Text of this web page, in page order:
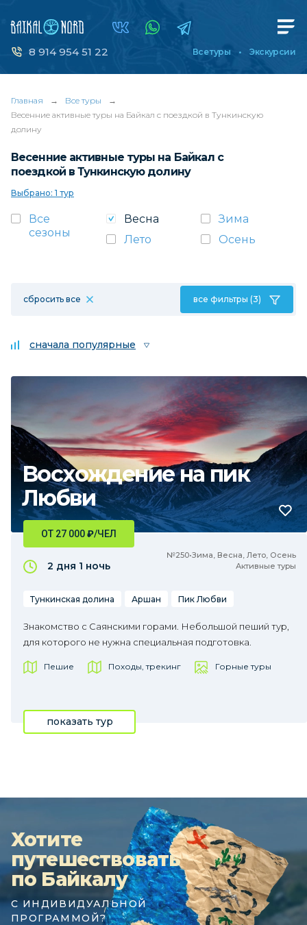
8 914 954 51 22 Все туры Экскурсии
Главная → Все туры
→
Весенние активные туры на Байкал с поездкой в Тункинскую
долину
Весенние активные туры на Байкал с
поездкой в Тункинскую долину
Выбрано: 1 тур
Все
сезоны
Весна
Зима
Лето
Осень
сбросить все все фильтры (3)
сначала популярные
Восхождение на пик
Любви
№250•Зима, Весна, Лето, Осень
Активные туры
ОТ 27 000₽/ЧЕЛ
2 дня 1 ночь
Тункинская долина Аршан Пик Любви
Знакомство с Саянскими горами. Небольшой пеший тур,
для которого не нужна специальная подготовка.
Пешие Походы, трекинг Горные туры
показать тур
Хотите
путешествовать
по Байкалу
С ИНДИВИДУАЛЬНОЙ
ПРОГРАММОЙ?